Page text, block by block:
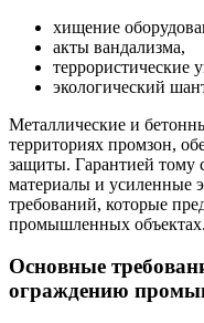
хищение
акты вандализма,
террористические
экологический
Металлические и
территориях промзон,
защиты. Гарантией тому
материалы и усиленные
требований, которые
промышленных объектах.
Основные
ограждению